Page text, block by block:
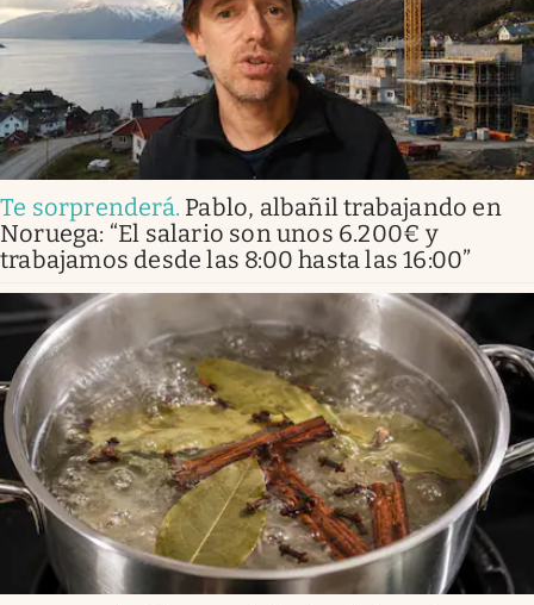
Te sorprenderá. Pablo, albañil trabajando en
Noruega: “El salario son unos 6.200€ y
trabajamos desde las 8:00 hasta las 16:00”